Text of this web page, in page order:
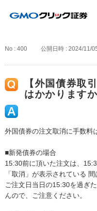
No : 400 公開日時 : 2024/11/
【外国債券取
はかかります
外国債券の注文取消に手数料
■新発債券の場合
15:30前に頂いた注文は、
「取消」が表示されている
ご注文日当日の15:30を過ぎ
んので、ご注意ください。